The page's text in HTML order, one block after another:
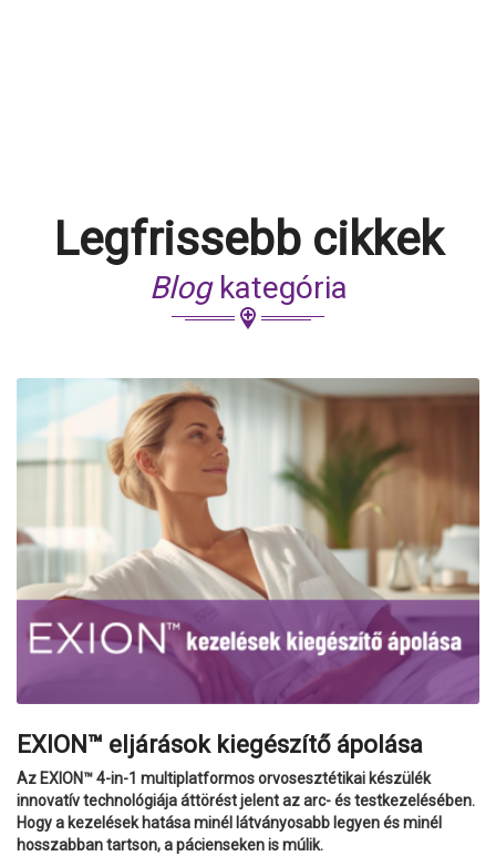
Legfrissebb cikkek
Blogkategória
EXION™ eljárások kiegészítő ápolása
Az EXION™ 4-in-1 multiplatformos orvosesztétikai készülék
innovatív technológiája áttörést jelent az arc- és testkezelésében.
Hogy a kezelések hatása minél látványosabb legyen és minél
hosszabban tartson, a pácienseken is múlik.